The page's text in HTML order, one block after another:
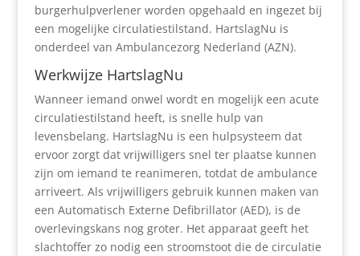
burgerhulpverlener worden opgehaald en ingezet bij
een mogelijke circulatiestilstand. HartslagNu is
onderdeel van Ambulancezorg Nederland (AZN).
Werkwijze HartslagNu
Wanneer iemand onwel wordt en mogelijk een acute
circulatiestilstand heeft, is snelle hulp van
levensbelang. HartslagNu is een hulpsysteem dat
ervoor zorgt dat vrijwilligers snel ter plaatse kunnen
zijn om iemand te reanimeren, totdat de ambulance
arriveert. Als vrijwilligers gebruik kunnen maken van
een Automatisch Externe Defibrillator (AED), is de
overlevingskans nog groter. Het apparaat geeft het
slachtoffer zo nodig een stroomstoot die de circulatie